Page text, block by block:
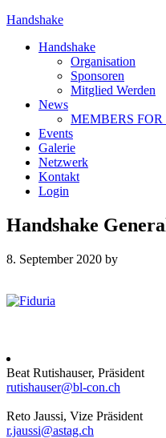
Handshake
Handshake
Organisation
Sponsoren
Mitglied Werden
News
MEMBERS
Events
Galerie
Netzwerk
Kontakt
Login
Handshake
8. September 2020 by
Beat Rutishauser, Präsident
rutishauser@bl-con.ch
Reto Jaussi, Vize Präsident
r.jaussi@astag.ch